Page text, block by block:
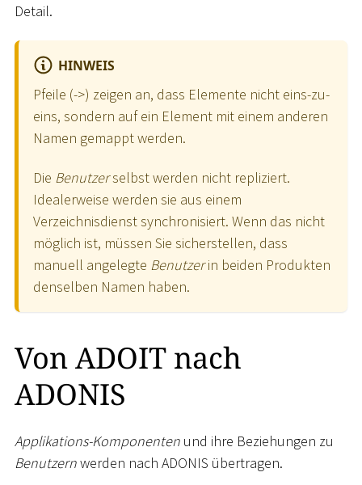
Detail.
HINWEIS
Pfeile (->) zeigen an, dass Elemente nicht eins-zu-
eins, sondern auf ein Element mit einem anderen
Namen gemappt werden.
Die Benutzerselbst werden nicht repliziert.
Idealerweise werden sie aus einem
Verzeichnisdienst synchronisiert. Wenn das nicht
möglich ist, müssen Sie sicherstellen, dass
manuell angelegte Benutzerin beiden Produkten
denselben Namen haben.
Von ADOIT nach
ADONIS
Applikations-Komponenten und ihre Beziehungen zu
Benutzernwerden nach ADONIS übertragen.